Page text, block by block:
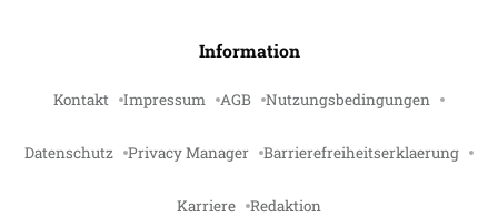
Information
Kontakt Impressum AGB Nutzungsbedingungen
Datenschutz Privacy Manager Barrierefreiheitserklaerung
Karriere Redaktion